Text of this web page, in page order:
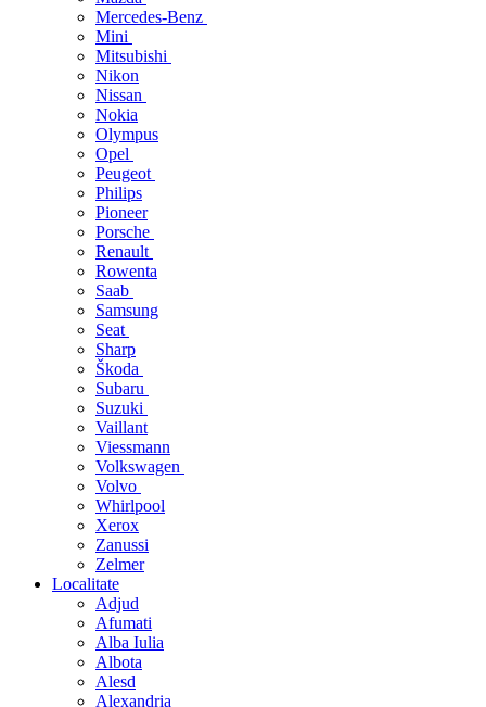
Mercedes-Benz
Mini
Mitsubishi
Nikon
Nissan
Nokia
Olympus
Opel
Peugeot
Philips
Pioneer
Porsche
Renault
Rowenta
Saab
Samsung
Seat
Sharp
Škoda
Subaru
Suzuki
Vaillant
Viessmann
Volkswagen
Volvo
Whirlpool
Xerox
Zanussi
Zelmer
Localitate
Adjud
Afumati
Alba Iulia
Albota
Alesd
Alexandria